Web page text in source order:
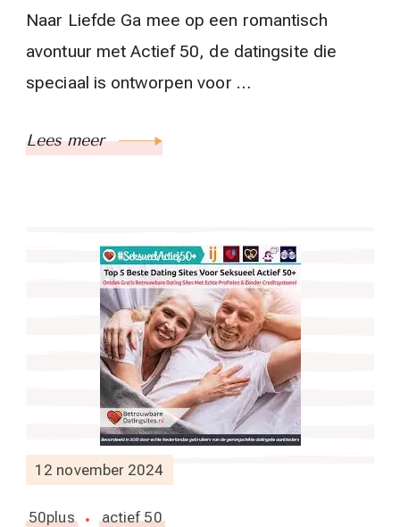
Naar Liefde Ga mee op een romantisch
avontuur met Actief 50, de datingsite die
speciaal is ontworpen voor …
Lees meer
12 november 2024
50plus actief 50